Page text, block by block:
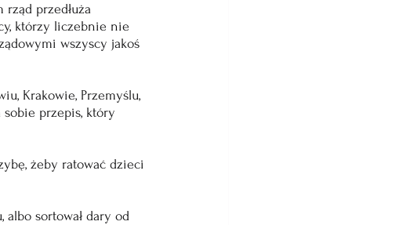
przedłuża
którzy liczebnie nie
wszyscy jakoś
Krakowie, Przemyślu,
sobie przepis, który
żeby ratować dzieci
albo sortował dary od